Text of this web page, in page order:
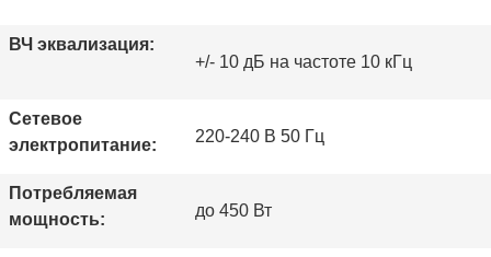
ВЧ эквализация:
+/- 10 дБ на частоте 10 кГц
Сетевое
электропитание:
220-240 В 50 Гц
Потребляемая
мощность:
до 450 Вт